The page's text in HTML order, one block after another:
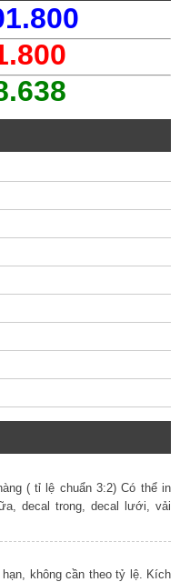
( tỉ lệ chuẩn 3:2) Có thể in
decal trong, decal lưới, vải
không cần theo tỷ lệ. Kích